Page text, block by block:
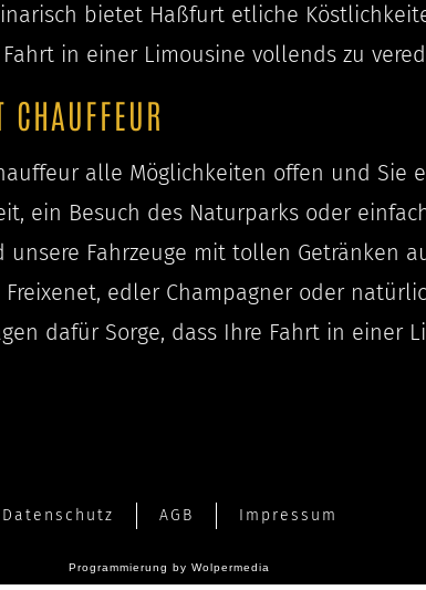
bietet Haßfurt etliche
in einer Limousine vollends zu
alle Möglichkeiten offen und Sie
ein Besuch des Naturparks oder
Fahrzeuge mit tollen Getränken
edler Champagner oder
dafür Sorge, dass Ihre Fahrt in einer
Datenschutz AGB Impressum
Programmierung by Wolpermedia